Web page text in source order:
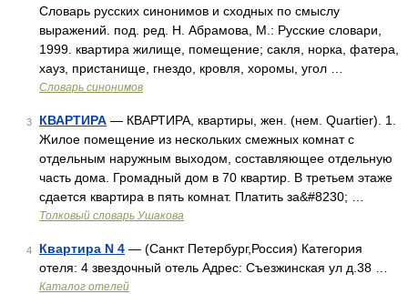
Словарь русских синонимов и сходных по смыслу
выражений. под. ред. Н. Абрамова, М.: Русские словари,
1999. квартира жилище, помещение; сакля, норка, фатера,
хауз, пристанище, гнездо, кровля, хоромы, угол …
Словарь синонимов
3 КВАРТИРА — КВАРТИРА, квартиры, жен. (нем. Quartier). 1.
Жилое помещение из нескольких смежных комнат с
отдельным наружным выходом, составляющее отдельную
часть дома. Громадный дом в 70 квартир. В третьем этаже
сдается квартира в пять комнат. Платить за&#8230; …
Толковый словарь Ушакова
4 Квартира N 4 — (Санкт Петербург,Россия) Категория
отеля: 4 звездочный отель Адрес: Съезжинская ул д.38 …
Каталог отелей